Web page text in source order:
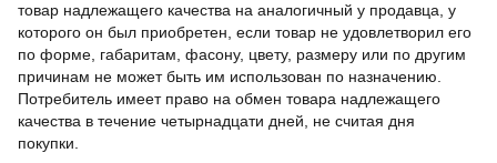
товар надлежащего качества на аналогичный у продавца, у
которого он был приобретен, если товар не удовлетворил его
по форме, габаритам, фасону, цвету, размеру или по другим
причинам не может быть им использован по назначению.
Потребитель имеет право на обмен товара надлежащего
качества в течение четырнадцати дней, не считая дня
покупки.